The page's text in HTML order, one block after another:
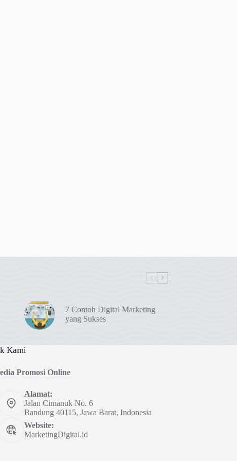
7 Contoh Digital Marketing
yang Sukses
Kami
Promosi Online
Alamat:
Jalan Cimanuk No. 6
Bandung 40115, Jawa Barat, Indonesia
Website:
MarketingDigital.id